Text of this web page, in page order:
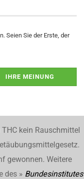
Seien Sie der Erste, der
IHRE MEINUNG
kein Rauschmittel
gewonnen. Weitere
des » Bundesinstitutes